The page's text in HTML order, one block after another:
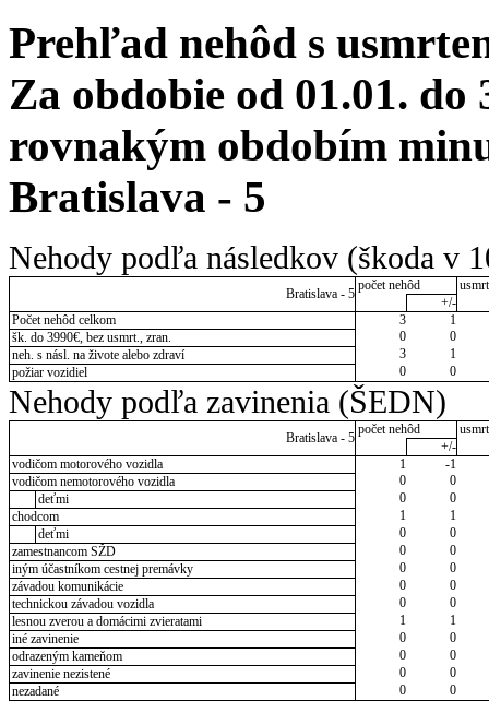
Prehľad nehôd s
Za obdobie od 01.01. do
rovnakým obdobím
Bratislava - 5
Nehody podľa následkov (škoda v
Bratislava - 5
počet nehôd
+/-
Počet nehôd celkom
3
1
šk. do 3990€, bez usmrt., zran.
0
0
neh. s násl. na živote alebo zdraví
3
1
požiar vozidiel
0 0
Nehody podľa zavinenia (ŠEDN)
Bratislava - 5
počet nehôd
+/-
vodičom motorového vozidla
1
-1
vodičom nemotorového vozidla
0
0
deťmi
0
0
chodcom
1
1
deťmi
0
0
zamestnancom SŽD
0
0
iným účastníkom cestnej premávky
0
0
závadou komunikácie
0
0
technickou závadou vozidla
0
0
lesnou zverou a domácimi zvieratami
1
1
iné zavinenie
0
0
odrazeným kameňom
0
0
zavinenie nezistené
0
0
nezadané
0 0